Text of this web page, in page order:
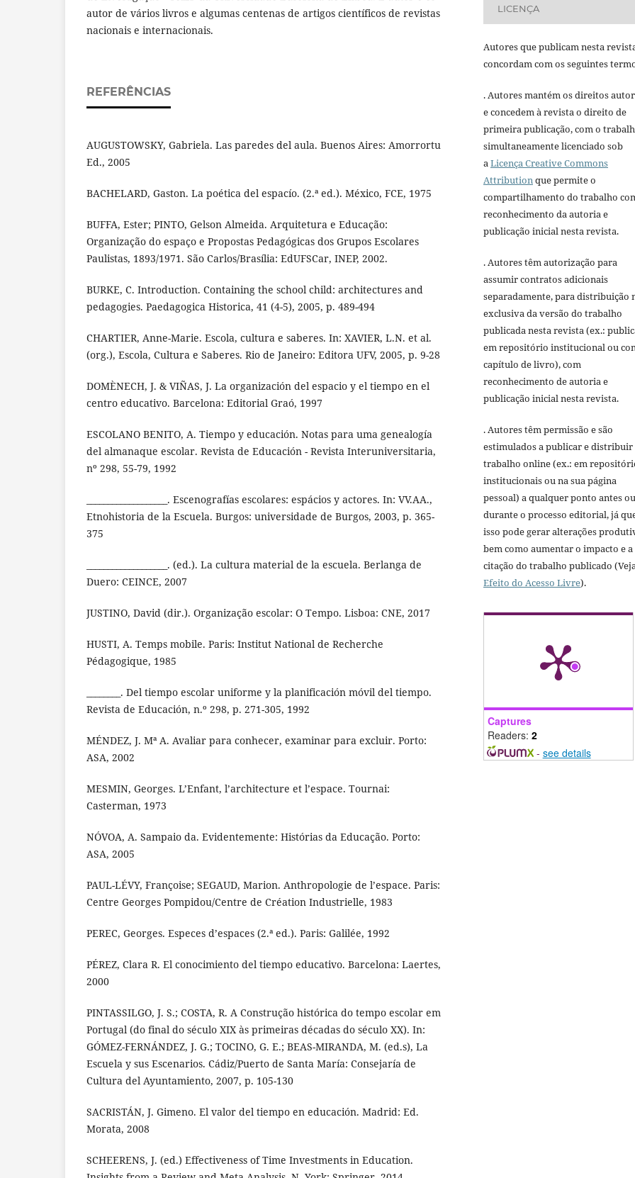
autor de vários livros e algumas centenas de artigos científicos de revistas
nacionais e internacionais.
REFERÊNCIAS
AUGUSTOWSKY, Gabriela. Las paredes del aula. Buenos Aires: Amorrortu
Ed., 2005
BACHELARD, Gaston. La poética del espacío. (2.ª ed.). México, FCE, 1975
BUFFA, Ester; PINTO, Gelson Almeida. Arquitetura e Educação:
Organização do espaço e Propostas Pedagógicas dos Grupos Escolares
Paulistas, 1893/1971. São Carlos/Brasília: EdUFSCar, INEP, 2002.
BURKE, C. Introduction. Containing the school child: architectures and
pedagogies. Paedagogica Historica, 41 (4-5), 2005, p. 489-494
CHARTIER, Anne-Marie. Escola, cultura e saberes. In: XAVIER, L.N. et al.
(org.), Escola, Cultura e Saberes. Rio de Janeiro: Editora UFV, 2005, p. 9-28
DOMÈNECH, J. & VIÑAS, J. La organización del espacio y el tiempo en el
centro educativo. Barcelona: Editorial Graó, 1997
ESCOLANO BENITO, A. Tiempo y educación. Notas para uma genealogía
del almanaque escolar. Revista de Educación - Revista Interuniversitaria,
nº 298, 55-79, 1992
___________________. Escenografías escolares: espácios y actores. In: VV.AA.,
Etnohistoria de la Escuela. Burgos: universidade de Burgos, 2003, p. 365-
375
___________________. (ed.). La cultura material de la escuela. Berlanga de
Duero: CEINCE, 2007
JUSTINO, David (dir.). Organização escolar: O Tempo. Lisboa: CNE, 2017
HUSTI, A. Temps mobile. Paris: Institut National de Recherche
Pédagogique, 1985
________. Del tiempo escolar uniforme y la planificación móvil del tiempo.
Revista de Educación, n.º 298, p. 271-305, 1992
MÉNDEZ, J. Mª A. Avaliar para conhecer, examinar para excluir. Porto:
ASA, 2002
MESMIN, Georges. L’Enfant, l’architecture et l’espace. Tournai:
Casterman, 1973
NÓVOA, A. Sampaio da. Evidentemente: Histórias da Educação. Porto:
ASA, 2005
PAUL-LÉVY, Françoise; SEGAUD, Marion. Anthropologie de l’espace. Paris:
Centre Georges Pompidou/Centre de Création Industrielle, 1983
PEREC, Georges. Especes d’espaces (2.ª ed.). Paris: Galilée, 1992
PÉREZ, Clara R. El conocimiento del tiempo educativo. Barcelona: Laertes,
2000
PINTASSILGO, J. S.; COSTA, R. A Construção histórica do tempo escolar em
Portugal (do final do século XIX às primeiras décadas do século XX). In:
GÓMEZ-FERNÁNDEZ, J. G.; TOCINO, G. E.; BEAS-MIRANDA, M. (ed.s), La
Escuela y sus Escenarios. Cádiz/Puerto de Santa María: Consejaría de
Cultura del Ayuntamiento, 2007, p. 105-130
SACRISTÁN, J. Gimeno. El valor del tiempo en educación. Madrid: Ed.
Morata, 2008
SCHEERENS, J. (ed.) Effectiveness of Time Investments in Education.
LICENÇA
Autores que publicam nesta
concordam com os seguintes
. Autores mantém os direitos
e concedem à revista o direito de
primeira publicação, com o
simultaneamente licenciado sob
aLicença Creative Commons
Attributionque permite o
compartilhamento do trabalho
reconhecimento da autoria e
publicação inicial nesta revista.
. Autores têm autorização para
assumir contratos adicionais
separadamente, para distribuição
exclusiva da versão do trabalho
publicada nesta revista (ex.:
em repositório institucional ou
capítulo de livro), com
reconhecimento de autoria e
publicação inicial nesta revista.
. Autores têm permissão e são
estimulados a publicar e distribuir
trabalho online (ex.: em
institucionais ou na sua página
pessoal) a qualquer ponto antes ou
durante o processo editorial, já
isso pode gerar alterações
bem como aumentar o impacto e a
citação do trabalho publicado
Efeito do Acesso Livre).
Captures
Readers: 2
- see details